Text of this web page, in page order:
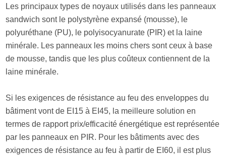
Les principaux types de noyaux utilisés dans les panneaux
sandwich sont le polystyrène expansé (mousse), le
polyuréthane (PU), le polyisocyanurate (PIR) et la laine
minérale. Les panneaux les moins chers sont ceux à base
de mousse, tandis que les plus coûteux contiennent de la
laine minérale.
Si les exigences de résistance au feu des enveloppes du
bâtiment vont de EI15 à EI45, la meilleure solution en
termes de rapport prix/efficacité énergétique est représentée
par les panneaux en PIR. Pour les bâtiments avec des
exigences de résistance au feu à partir de EI60, il est plus